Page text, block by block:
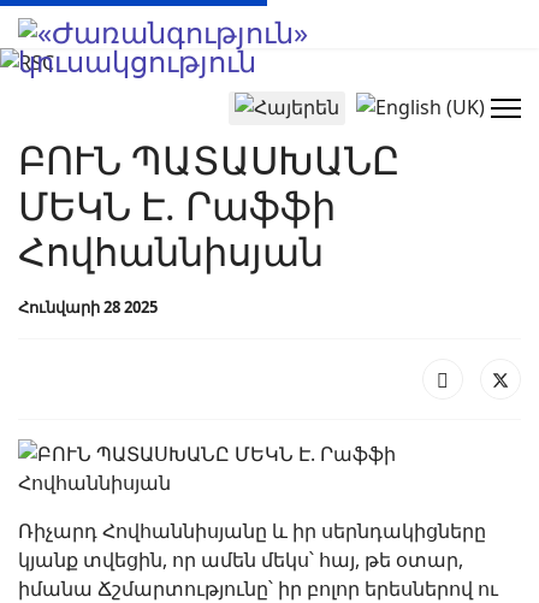
Select your language
ԲՈՒՆ ՊԱՏԱՍԽԱՆԸ
ՄԵԿՆ Է. Րաֆֆի
Հովհաննիսյան
Հունվարի 28 2025
Ռիչարդ Հովհաննիսյանը և իր սերնդակիցները
կյանք տվեցին, որ ամեն մեկս՝ հայ, թե օտար,
իմանա Ճշմարտությունը՝ իր բոլոր երեսներով ու